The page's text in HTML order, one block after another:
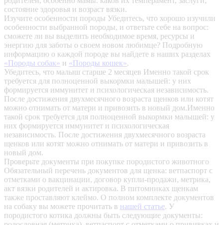
состояние здоровья и возраст вязки.
Изучите особенности породы Убедитесь, что хорошо изучили
особенности выбранной породы, и ответьте себе на вопрос:
сможете ли вы выделить необходимое время, ресурсы и
энергию для заботы о своем новом любимце? Подробную
информацию о каждой породе вы найдете в наших разделах
«Породы собак» и «Породы кошек».
Убедитесь, что малыш старше 2 месяцев Именно такой срок
требуется для полноценной выкормки малышей: у них
формируется иммунитет и психологическая независимость.
После достижения двухмесячного возраста щенков или котят
можно отнимать от матери и привозить в новый дом.Именно
такой срок требуется для полноценной выкормки малышей: у
них формируется иммунитет и психологическая
независимость. После достижения двухмесячного возраста
щенков или котят можно отнимать от матери и привозить в
новый дом.
Проверьте документы при покупке породистого животного
Обязательный перечень документов для щенка: ветпаспорт с
отметками о вакцинации, договор купли-продажи, метрика,
акт вязки родителей и актировка. В питомниках щенкам
также проставляют клеймо. О полном комплекте документов
на собаку вы можете прочитать в нашей статье. У
породистого котика должны быть следующие документы: